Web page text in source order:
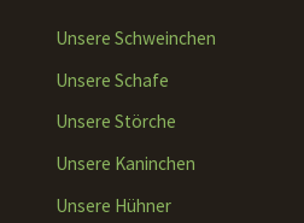
Unsere Schweinchen
Unsere Schafe
Unsere Störche
Unsere Kaninchen
Unsere Hühner